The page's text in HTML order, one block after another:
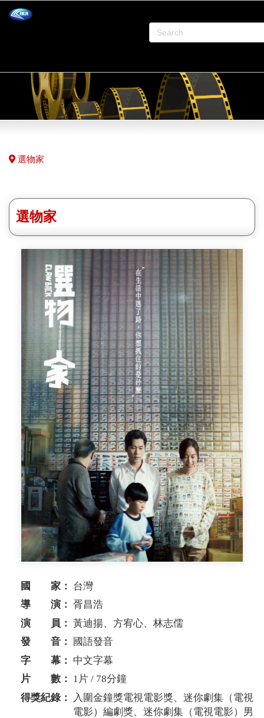
選物家
選物家
國 家： 台灣
導 演： 胥昌浩
演 員： 黃迪揚、方宥心、林志儒
發 音：
國語發音
字 幕： 中文字幕
片 數： 1片 / 78分鐘
得獎紀錄：
入圍金鐘獎電視電影獎、迷你劇集（電視
電影）編劇獎、迷你劇集（電視電影）男